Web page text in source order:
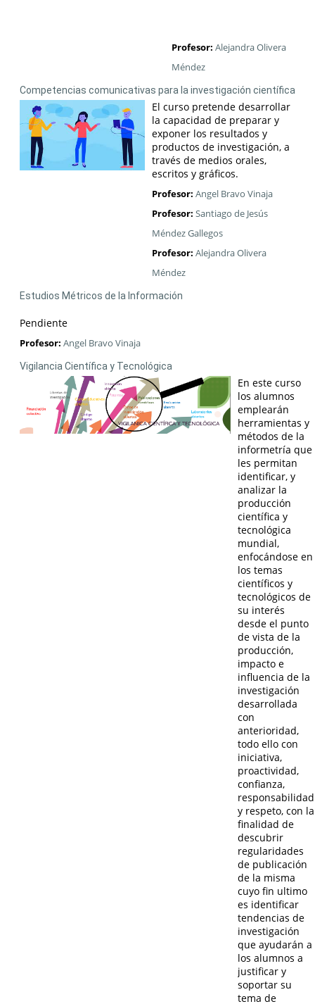
Profesor:Alejandra Olivera
Méndez
Competencias comunicativas para la investigación científica
El curso pretende desarrollar
la capacidad de preparar y
exponer los resultados y
productos de investigación, a
través de medios orales,
escritos y gráficos.
Profesor:Angel Bravo Vinaja
Profesor:Santiago de Jesús
Méndez Gallegos
Profesor:Alejandra Olivera
Méndez
Estudios Métricos de la Información
Pendiente
Profesor: Angel Bravo Vinaja
Vigilancia Científica y Tecnológica
En este curso
los alumnos
emplearán
herramientas y
métodos de la
informetría que
les permitan
identificar, y
analizar la
producción
científica y
tecnológica
mundial,
enfocándose en
los temas
científicos y
tecnológicos de
su interés
desde el punto
de vista de la
producción,
impacto e
influencia de la
investigación
desarrollada
con
anterioridad,
todo ello con
iniciativa,
proactividad,
confianza,
responsabilidad
y respeto, con la
finalidad de
descubrir
regularidades
de publicación
de la misma
cuyo fin ultimo
es identificar
tendencias de
investigación
que ayudarán a
los alumnos a
justificar y
soportar su
tema de